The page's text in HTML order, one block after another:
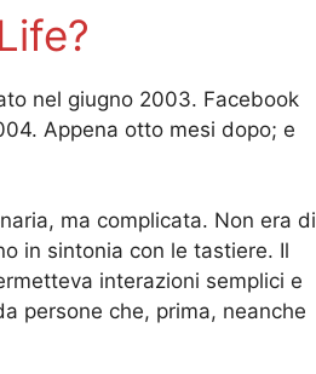
nel giugno 2003. Facebook
Appena otto mesi dopo; e
ma complicata. Non era di
in sintonia con le tastiere. Il
interazioni semplici e
persone che, prima, neanche